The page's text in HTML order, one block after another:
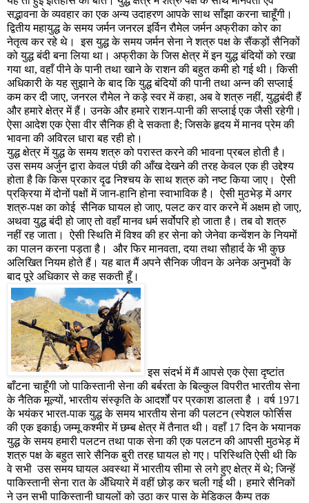
सद्भावना के व्यवहार का एक अन्य उदाहरण आपके साथ साँझा करना चाहूँगी।
द्वितीय महायुद्ध के समय जर्मन जनरल इर्विन रौमेल जर्मन अफ्रीका कोर का
नेतृत्व कर रहे थे।
इस युद्ध के समय जर्मन सेना ने शत्रु पक्ष के सैंकड़ों सैनिकों
को युद्ध बंदी बना लिया था। अफ्रीका के जिस क्षेत्र में इन युद्ध बंदियों को रखा
गया था,वहाँ पीने के पानी तथा खाने के राशन की बहुत कमी हो गई थी। किसी
अधिकारी के यह सुझाने के बाद कि युद्ध बंदियों की पानी तथा अन्न की सप्लाई
कम कर दी जाए,जनरल रौमेल ने कड़े स्वर में कहा, अब वे शत्रु नहीं,युद्धबंदी हैं
और हमारे क्षेत्र में हैं। उनके और हमारे राशन-पानी की सप्लाई एक जैसी रहेगी।
ऐसा आदेश एक ऐसा वीर सैनिक ही दे सकता है; जिसके हृदय में मानव प्रेम की
भावना की अविरल धारा बह रही हो।
युद्ध क्षेत्र में युद्ध के समय शत्रु को परास्त करने की भावना प्रबल होती है।
उस समय अर्जुन द्वारा केवल पंछी की आँख देखने की तरह केवल एक ही उद्देश्य
होता है कि किस प्रकार दृढ निश्चय के साथ शत्रु को नष्ट किया जाए।
ऐसी
प्रक्रिया में दोनों पक्षों में जान-हानि होना स्वाभाविक है।
ऐसी मुठभेड़ में अगर
शत्रु-पक्ष का कोई सैनिक घायल हो जाए,पलट कर वार करने में अक्षम हो जाए,
अथवा युद्ध बंदी हो जाए तो वहाँ मानव धर्म सर्वोपरि हो जाता है। तब वो शत्रु
नहीं रह जाता।
ऐसी स्थिति में विश्व की हर सेना को जेनेवा कन्वेंशन के नियमों
का पालन करना पड़ता है।
और फिर मानवता,दया तथा सौहार्द के भी कुछ
अलिखित नियम होते हैं। यह बात मैं अपने सैनिक जीवन के अनेक अनुभवों के
बाद पूरे अधिकार से कह सकती हूँ।
इस संदर्भ में मैं आपसे एक ऐसा दृष्टांत
बाँटना चाहूँगी जो पाकिस्तानी सेना की बर्बरता के बिल्कुल विपरीत भारतीय सेना
के नैतिक मूल्यों, भारतीय संस्कृति के आदर्शों पर प्रकाश डालता है । वर्ष 1971
के भयंकर भारत-पाक युद्ध के समय भारतीय सेना की पलटन (स्पेशल फोर्सिस
की एक इकाई) जम्मू कश्मीर में छम्ब क्षेत्र में तैनात थी। वहाँ 17दिन के भयानक
युद्ध के समय हमारी पलटन तथा पाक सेना की एक पलटन की आपसी मुठभेड़ में
शत्रु पक्ष के बहुत सारे सैनिक बुरी तरह घायल हो गए। परिस्थिति ऐसी थी कि
वे सभी उस समय घायल अवस्था में भारतीय सीमा से लगे हुए क्षेत्र में थे;जिन्हें
पाकिस्तानी सेना रात के अँधियारे में वहीं छोड़ कर चली गई थी। हमारे सैनिकों
ने उन सभी पाकिस्तानी घायलों को उठा कर पास के मेडिकल कैम्प तक